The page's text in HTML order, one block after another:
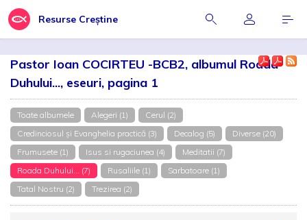
Resurse Creștine
Pastor Ioan COCIRTEU -BCB2, albumul Roada
Duhului..., eseuri, pagina 1
Toate albumele Alegeri (1)
Cerul (2)
Credinciosul și Evanghelia practică (3)
Decalog (5)
Diverse (20)
Frumusete (1)
Isus si rugaciunea (4)
Meditatii (7)
Roada Duhului... (7)
Rusaliile (1)
Sarbatoare (1)
Tatal Nostru (2)
Trezirea (2)